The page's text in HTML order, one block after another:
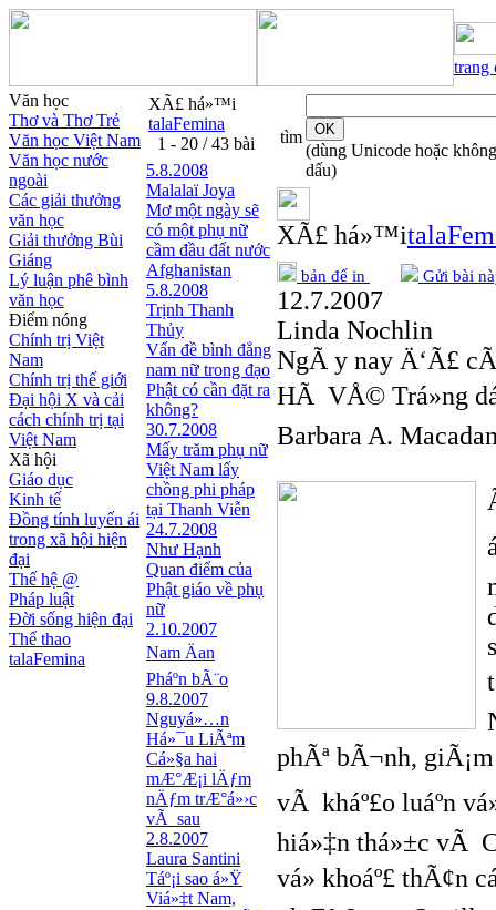
trang
Văn học
Thơ và Thơ Trẻ
Văn học Việt Nam
Văn học nước
ngoài
Các giải thưởng
văn học
Giải thưởng Bùi
Giáng
Lý luận phê bình
văn học
Điểm nóng
Chính trị Việt
Nam
Chính trị thế giới
Đại hội X và cải
cách chính trị tại
Việt Nam
Xã hội
Giáo dục
Kinh tế
Đồng tính luyến ái
trong xã hội hiện
đại
Thế hệ @
Pháp luật
Đời sống hiện đại
Thể thao
talaFemina
XÃ£ há»™i
talaFemina
1 - 20 / 43 bài
5.8.2008
Malalaï Joya
Mơ một ngày sẽ
có một phụ nữ
cầm đầu đất nước
Afghanistan
5.8.2008
Trịnh Thanh
Thủy
Vấn đề bình đẳng
nam nữ trong đạo
Phật có cần đặt ra
không?
30.7.2008
Mấy trăm phụ nữ
Việt Nam lấy
chồng phi pháp
tại Thanh Viễn
24.7.2008
Như Hạnh
Quan điểm của
Phật giáo về phụ
nữ
2.10.2007
Nam Äan
Pháº­n bÃ¨o
9.8.2007
Nguyá»…n
Há»¯u LiÃªm
Cá»§a hai
mÆ°Æ¡i lÄƒm
nÄƒm trÆ°á»›c
vÃ sau
2.8.2007
Laura Santini
Táº¡i sao á»Ÿ
Viá»‡t Nam,
tìm
(dùng Unicode hoặc không
dấu)
XÃ£ há»™i
bản để in Gửi bài
12.7.2007
Linda Nochlin
NgÃ y nay Ä‘Ã£
HÃ VÅ© Trá»ng
Barbara A.
phÃª bÃ¬nh, giÃ¡m
vÃ kháº£o luáº­n
hiá»‡n thá»±c vÃ
vá» khoáº£ thÃ¢n